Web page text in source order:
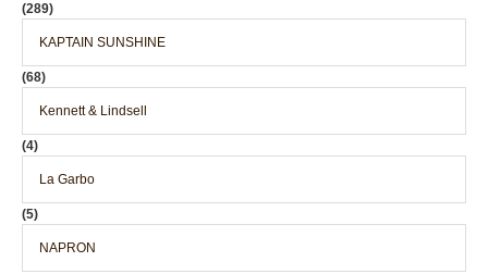
(289)
KAPTAIN SUNSHINE
(68)
Kennett & Lindsell
(4)
La Garbo
(5)
NAPRON